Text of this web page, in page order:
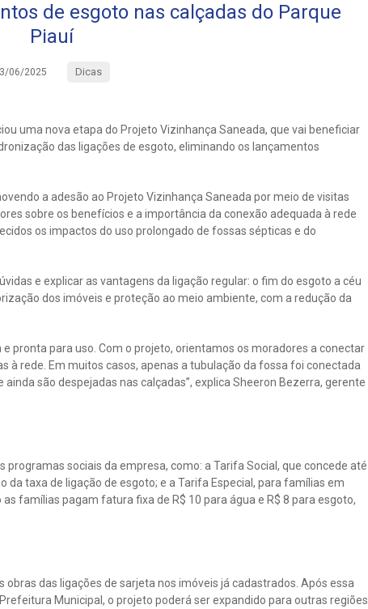
de esgoto nas calçadas do Parque
Piauí
06/2025 Dicas
uma nova etapa do Projeto Vizinhança Saneada, que vai beneficiar
das ligações de esgoto, eliminando os lançamentos
a adesão ao Projeto Vizinhança Saneada por meio de visitas
sobre os benefícios e a importância da conexão adequada à rede
os impactos do uso prolongado de fossas sépticas e do
e explicar as vantagens da ligação regular: o fim do esgoto a céu
dos imóveis e proteção ao meio ambiente, com a redução da
pronta para uso. Com o projeto, orientamos os moradores a conectar
à rede. Em muitos casos, apenas a tubulação da fossa foi conectada
são despejadas nas calçadas”, explica Sheeron Bezerra, gerente
sociais da empresa, como: a Tarifa Social, que concede até
da taxa de ligação de esgoto; e a Tarifa Especial, para famílias em
famílias pagam fatura fixa de R$ 10 para água e R$ 8 para esgoto,
das ligações de sarjeta nos imóveis já cadastrados. Após essa
Municipal, o projeto poderá ser expandido para outras regiões